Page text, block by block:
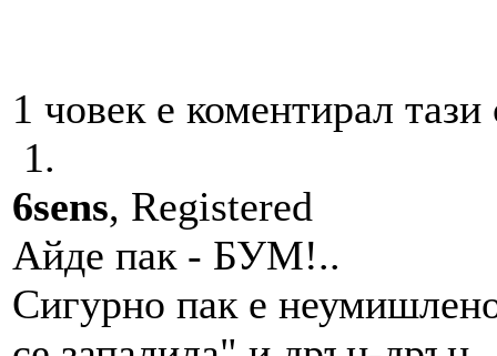
1 човек е коментирал тази
1.
6sens, Registered
Айде пак - БУМ!..
Сигурно пак е